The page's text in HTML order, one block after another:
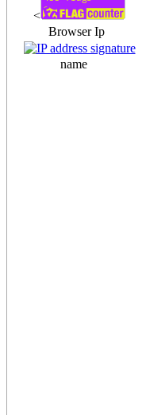
<
Browser Ip
name